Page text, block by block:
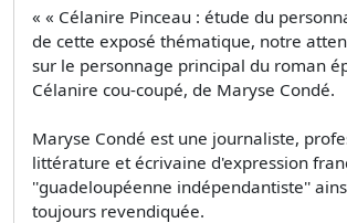
« « Célanire Pinceau : étude du
de cette exposé thématique, notre
sur le personnage principal du roman
Célanire cou-coupé, de Maryse Condé.
Maryse Condé est une journaliste,
littérature et écrivaine d'expression
''guadeloupéenne indépendantiste''
toujours revendiquée.